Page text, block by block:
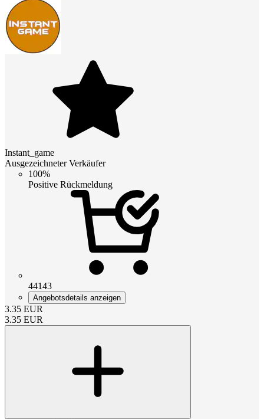
Instant_game
Ausgezeichneter Verkäufer
100%
Positive Rückmeldung
44143
Angebotsdetails anzeigen
3.35 EUR
3.35 EUR